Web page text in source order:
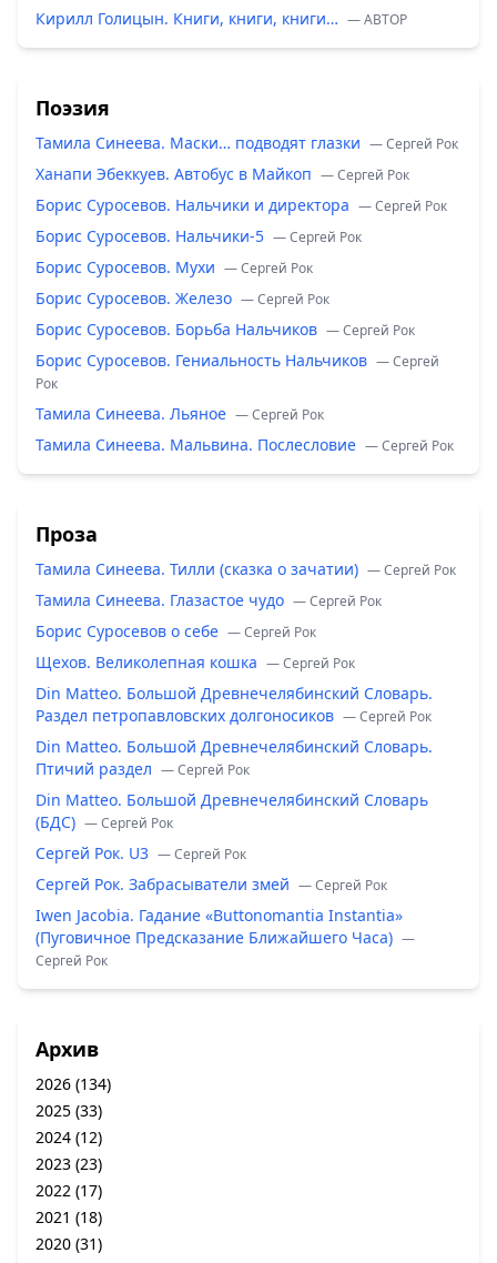
Кирилл Голицын. Книги, книги, книги… — ABTOP
Поэзия
Тамила Синеева. Маски… подводят глазки — Сергей Рок
Ханапи Эбеккуев. Автобус в Майкоп — Сергей Рок
Борис Суросевов. Нальчики и директора — Сергей Рок
Борис Суросевов. Нальчики-5 — Сергей Рок
Борис Суросевов. Мухи — Сергей Рок
Борис Суросевов. Железо — Сергей Рок
Борис Суросевов. Борьба Нальчиков — Сергей Рок
Борис Суросевов. Гениальность Нальчиков — Сергей
Рок
Тамила Синеева. Льяное — Сергей Рок
Тамила Синеева. Мальвина. Послесловие — Сергей Рок
Проза
Тамила Синеева. Тилли (сказка о зачатии) — Сергей Рок
Тамила Синеева. Глазастое чудо — Сергей Рок
Борис Суросевов о себе — Сергей Рок
Щехов. Великолепная кошка — Сергей Рок
Din Matteo. Большой Древнечелябинский Словарь.
Раздел петропавловских долгоносиков — Сергей Рок
Din Matteo. Большой Древнечелябинский Словарь.
Птичий раздел — Сергей Рок
Din Matteo. Большой Древнечелябинский Словарь
(БДС) — Сергей Рок
Сергей Рок. U3 — Сергей Рок
Сергей Рок. Забрасыватели змей — Сергей Рок
Iwen Jacobia. Гадание «Buttonomantia Instantia»
(Пуговичное Предсказание Ближайшего Часа) —
Сергей Рок
Архив
2026 (134)
2025 (33)
2024 (12)
2023 (23)
2022 (17)
2021 (18)
2020 (31)